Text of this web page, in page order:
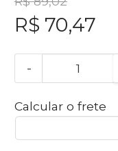
R$ 70,47
-
Calcular o frete